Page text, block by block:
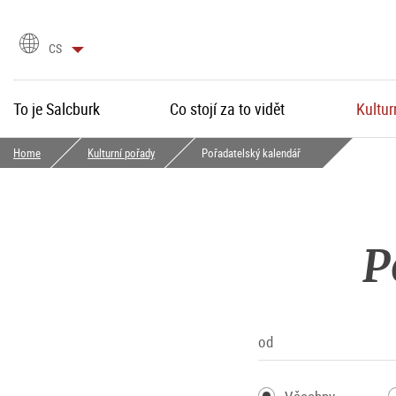
language
selection
CS
To je Salcburk Co stojí za to vidět
Home Kulturní pořady Pořadatelský kalendář
od